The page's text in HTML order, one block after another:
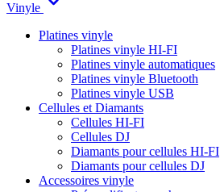
Vinyle
Platines vinyle
Platines vinyle HI-FI
Platines vinyle automatiques
Platines vinyle Bluetooth
Platines vinyle USB
Cellules et Diamants
Cellules HI-FI
Cellules DJ
Diamants pour cellules HI-FI
Diamants pour cellules DJ
Accessoires vinyle